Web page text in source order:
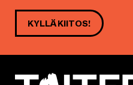
KYLLÄ KIITOS!